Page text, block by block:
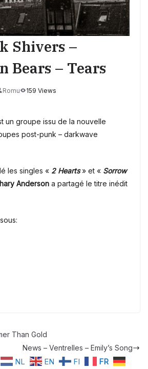
Shivers –
Bears – Tears
Romu 159 Views
un groupe issu de la nouvelle
post-punk – darkwave
les singles « 2 Hearts» et « Sorrow
Anderson a partagé le titre inédit
Than Gold
News – Ventrelles – Emily’s Song
NL EN FI
FR